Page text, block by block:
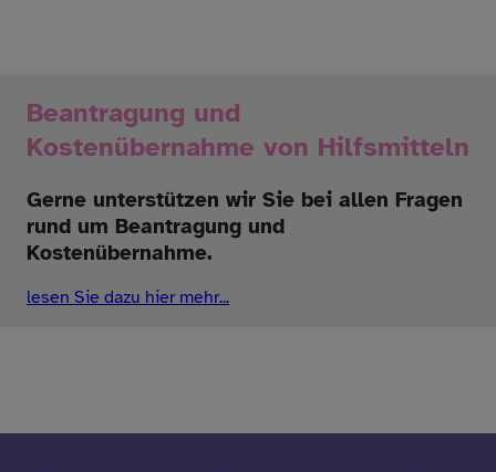
Beantragung und
Kostenübernahme von Hilfsmitteln
Gerne unterstützen wir Sie bei allen Fragen
rund um Beantragung und
Kostenübernahme.
lesen Sie dazu hier mehr...